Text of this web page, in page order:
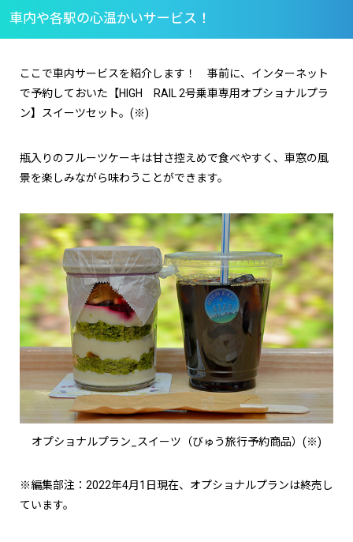
車内や各駅の心温かいサービス！
ここで車内サービスを紹介します！ 事前に、インターネット
で予約しておいた【HIGH RAIL 2号乗車専用オプショナルプラ
ン】スイーツセット。(※)
瓶入りのフルーツケーキは甘さ控えめで食べやすく、車窓の風
景を楽しみながら味わうことができます。
オプショナルプラン_スイーツ（びゅう旅行予約商品）(※)
※編集部注：2022年4月1日現在、オプショナルプランは終売し
ています。